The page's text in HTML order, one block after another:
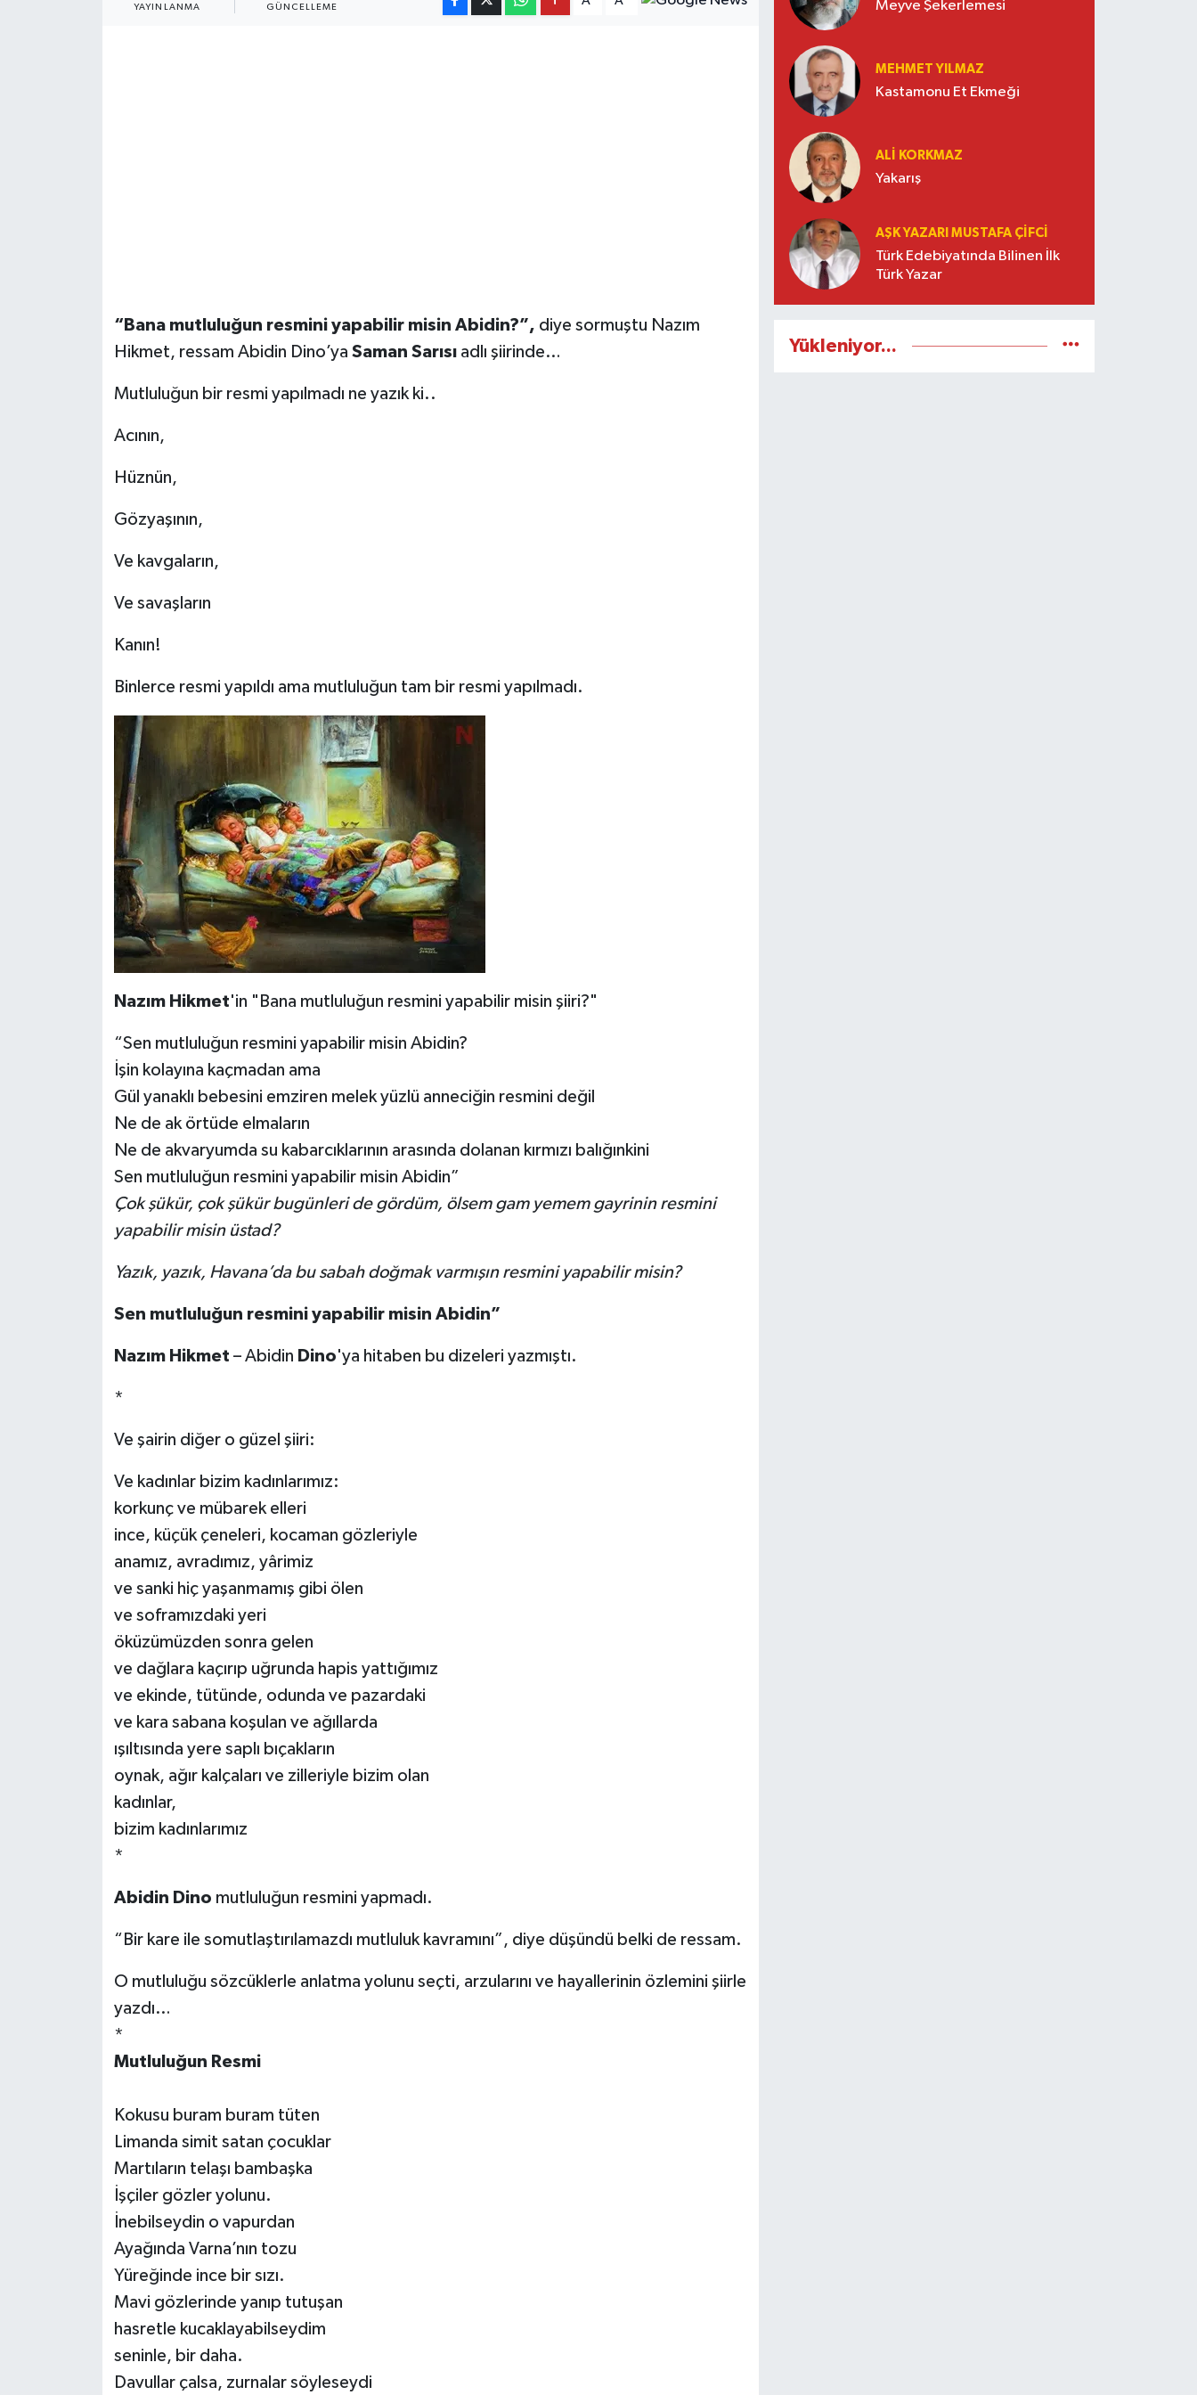
YAYINLANMA GÜNCELLEME
“Bana mutluluğun resmini yapabilir misin Abidin?”, diye sormuştu Nazım
Hikmet, ressam Abidin Dino’ya Saman Sarısıadlı şiirinde…
Mutluluğun bir resmi yapılmadı ne yazık ki..
Acının,
Hüznün,
Gözyaşının,
Ve kavgaların,
Ve savaşların
Kanın!
Binlerce resmi yapıldı ama mutluluğun tam bir resmi yapılmadı.
Nazım Hikmet'in "Bana mutluluğun resmini yapabilir misin şiiri?"
“Sen mutluluğun resmini yapabilir misin Abidin?
İşin kolayına kaçmadan ama
Gül yanaklı bebesini emziren melek yüzlü anneciğin resmini değil
Ne de ak örtüde elmaların
Ne de akvaryumda su kabarcıklarının arasında dolanan kırmızı balığınkini
Sen mutluluğun resmini yapabilir misin Abidin”
Çok şükür, çok şükür bugünleri de gördüm, ölsem gam yemem gayrinin resmini
yapabilir misin üstad?
Yazık, yazık, Havana’da bu sabah doğmak varmışın resmini yapabilir misin?
Sen mutluluğun resmini yapabilir misin Abidin”
Nazım Hikmet – Abidin Dino'ya hitaben bu dizeleri yazmıştı.
*
Ve şairin diğer o güzel şiiri:
Ve kadınlar bizim kadınlarımız:
korkunç ve mübarek elleri
ince, küçük çeneleri, kocaman gözleriyle
anamız, avradımız, yârimiz
ve sanki hiç yaşanmamış gibi ölen
ve soframızdaki yeri
öküzümüzden sonra gelen
ve dağlara kaçırıp uğrunda hapis yattığımız
ve ekinde, tütünde, odunda ve pazardaki
ve kara sabana koşulan ve ağıllarda
ışıltısında yere saplı bıçakların
oynak, ağır kalçaları ve zilleriyle bizim olan
kadınlar,
bizim kadınlarımız
*
Abidin Dino mutluluğun resmini yapmadı.
“Bir kare ile somutlaştırılamazdı mutluluk kavramını”, diye düşündü belki de ressam.
O mutluluğu sözcüklerle anlatma yolunu seçti, arzularını ve hayallerinin özlemini şiirle
yazdı…
*
Mutluluğun Resmi
Kokusu buram buram tüten
Limanda simit satan çocuklar
Martıların telaşı bambaşka
İşçiler gözler yolunu.
İnebilseydin o vapurdan
Ayağında Varna’nın tozu
Yüreğinde ince bir sızı.
Mavi gözlerinde yanıp tutuşan
hasretle kucaklayabilseydim
seninle, bir daha.
Davullar çalsa, zurnalar söyleseydi
Meyve Şekerlemesi
MEHMET YILMAZ
Kastamonu Et Ekmeği
ALI KORKMAZ
Yakarış
AŞK YAZARI MUSTAFA ÇIFCI
Türk Edebiyatında Bilinen İlk
Türk Yazar
Yükleniyor...
Merkez Haberleri
Pınarbaşı Haberleri
Şenpazar Haberleri
Seydiler Haberleri
Taşköprü Haberleri
Teknoloji Haberleri
Siyaset Haberleri
Dünya Haberleri
Yerel Haberler
Haber Arşivi